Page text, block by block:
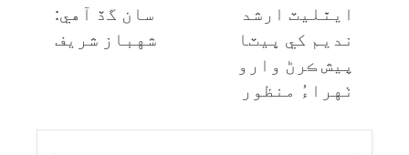
ايٿليٽ ارشد
نديم کي ڀيٽا
پيش ڪرڻ وارو
ٺهراءُ منظور
سان گڏ آهي:
شهباز شريف